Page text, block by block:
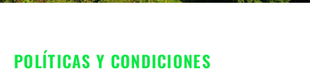
POLÍTICAS Y CONDICIONES